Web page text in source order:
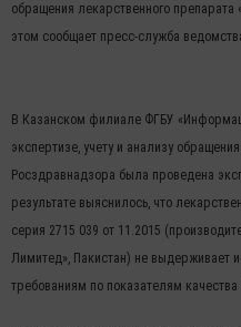
обращения лекарственного
этом сообщает пресс-служба
В Казанском филиале ФГБУ
экспертизе, учету и анализу
Росздравнадзора была проведена
результате выяснилось, что
серия 2715 039 от 11.2015
Лимитед», Пакистан) не выдерживает
требованиям по показателям